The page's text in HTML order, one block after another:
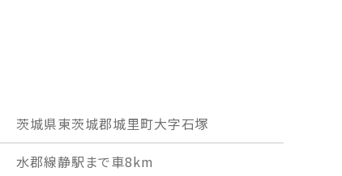
茨城県東茨城郡城里町大字石塚
水郡線静駅まで車8km